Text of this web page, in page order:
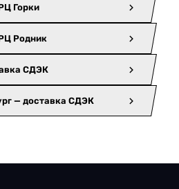
Горки
Родник
СДЭК
— доставка СДЭК